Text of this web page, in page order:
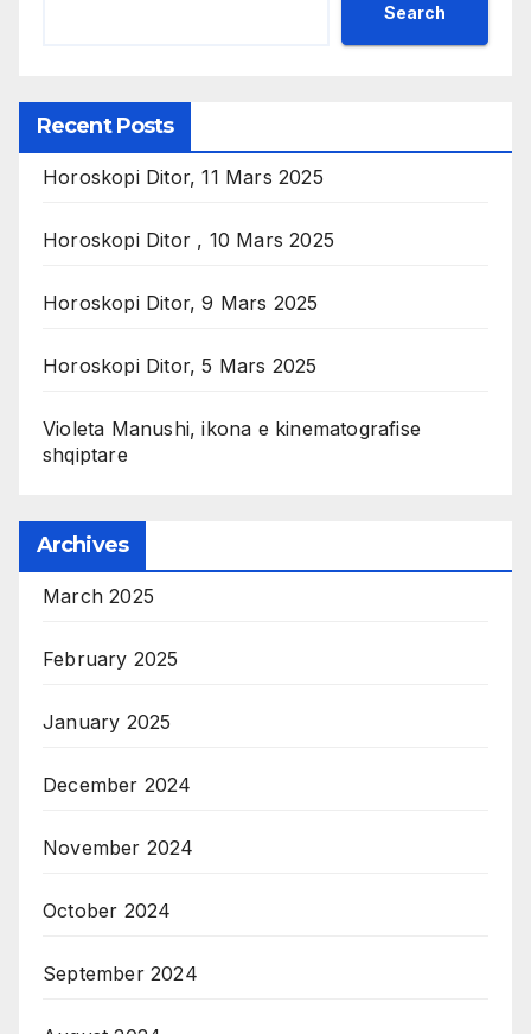
Search
Recent Posts
Horoskopi Ditor, 11 Mars 2025
Horoskopi Ditor , 10 Mars 2025
Horoskopi Ditor, 9 Mars 2025
Horoskopi Ditor, 5 Mars 2025
Violeta Manushi, ikona e kinematografise
shqiptare
Archives
March 2025
February 2025
January 2025
December 2024
November 2024
October 2024
September 2024